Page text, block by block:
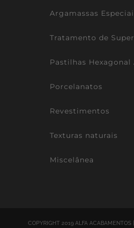
Argamassas
Tratamento de
Pastilhas Hexagonal
Porcelanatos
Revestimentos
Texturas naturais
Miscelânea
COPYRIGHT 2019 ALFA